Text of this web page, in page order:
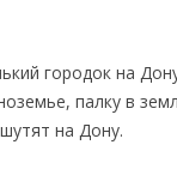
городок на
палку в
на Дону.